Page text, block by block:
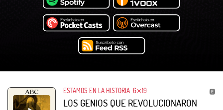
ESTAMOS EN LA HISTORIA 6⨯19
LOS GENIOS QUE REVOLUCIONARON